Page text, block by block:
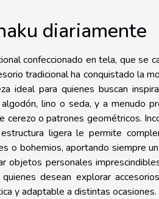
diariamente
confeccionado en tela, que se
tradicional ha conquistado la
ideal para quienes buscan
lino o seda, y a menudo
cerezo o patrones geométricos.
ligera le permite
o bohemios, aportando siempre
objetos personales
desean explorar
y adaptable a distintas ocasiones.